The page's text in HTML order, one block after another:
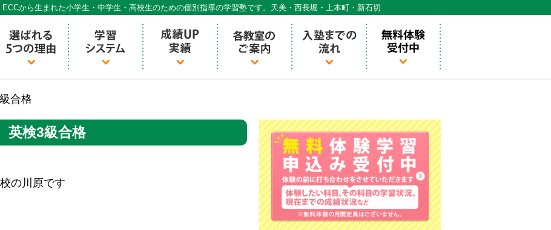
から生まれた小学生・中学生・高校生のための個別指導の学習塾です。天美・西長堀・上本町・新石切
個別指導ECCベストワン
合格
英検3級合格
の川原です